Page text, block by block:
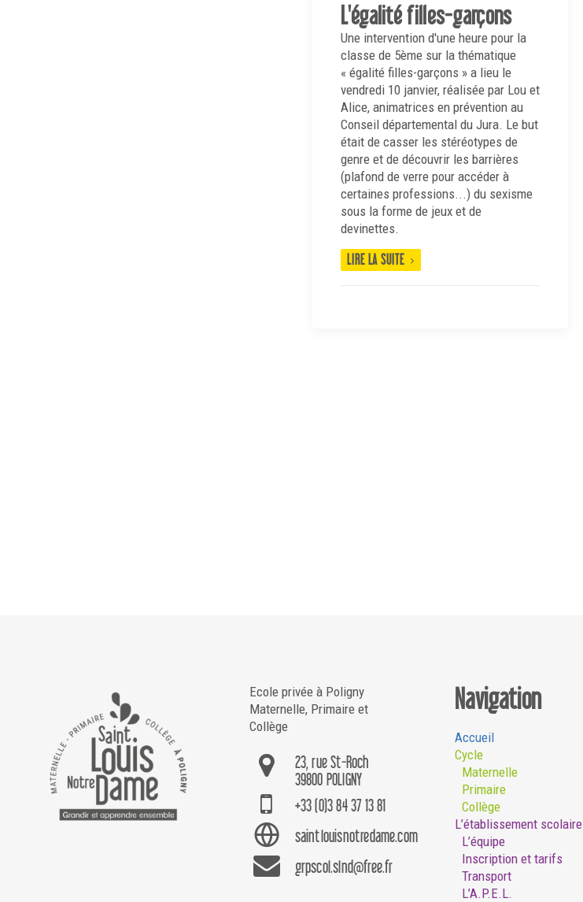
L'égalité filles-garçons
Une intervention d'une heure pour la
classe de 5ème sur la thématique
« égalité filles-garçons » a lieu le
vendredi 10 janvier, réalisée par Lou et
Alice, animatrices en prévention au
Conseil départemental du Jura. Le but
était de casser les stéréotypes de
genre et de découvrir les barrières
(plafond de verre pour accéder à
certaines professions...) du sexisme
sous la forme de jeux et de
devinettes.
LIRE LA SUITE
Ecole privée à Poligny
Maternelle, Primaire et
Collège
23, rue St-Roch
39800 POLIGNY
+33 (0)3 84 37 13 81
saintlouisnotredame.com
grpscol.slnd@free.fr
Navigation
Accueil
Cycle
Maternelle
Primaire
Collège
L’établissement scolaire
L’équipe
Inscription et tarifs
Transport
L’A.P.E.L.